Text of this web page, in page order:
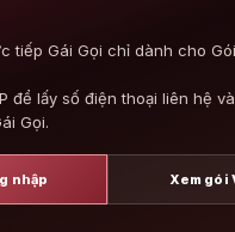
tiếp Gái Gọi chỉ dành cho
để lấy số điện thoại liên hệ
Gọi.
nhập Xem gói